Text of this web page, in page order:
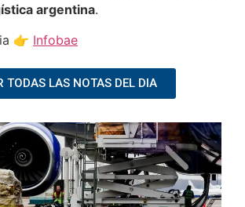
argentina.
👉 Infobae
TODAS LAS NOTAS DEL DIA